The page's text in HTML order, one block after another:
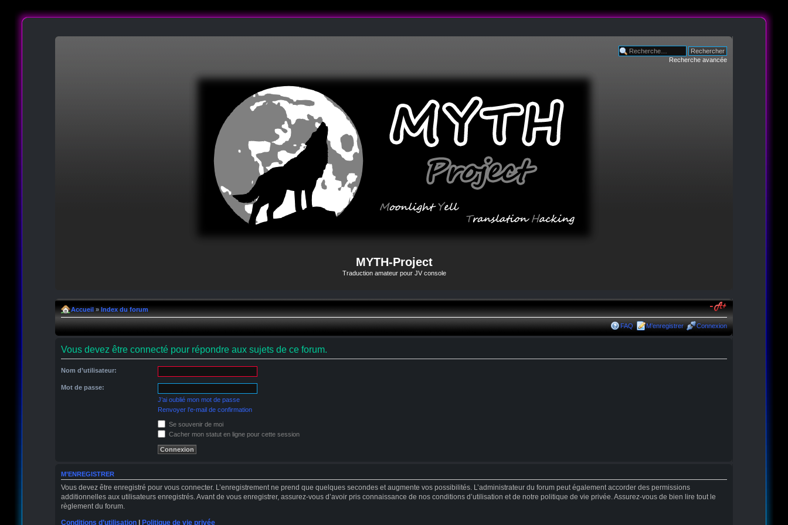
Recherche avancée
MYTH-Project
Traduction amateur pour JV console
Accueil» Index du forum
FAQ M’enregistrer Connexion
Vous devez être connecté pour répondre aux sujets de ce forum.
Nom d’utilisateur:
Mot de passe:
J’ai oublié mon mot de passe
Renvoyer l’e-mail de confirmation
Se souvenir de moi
Cacher mon statut en ligne pour cette session
M’ENREGISTRER
Vous devez être enregistré pour vous connecter. L’enregistrement ne prend que quelques secondes et augmente vos possibilités. L’administrateur du forum peut également accorder des permissions
additionnelles aux utilisateurs enregistrés. Avant de vous enregistrer, assurez-vous d’avoir pris connaissance de nos conditions d’utilisation et de notre politique de vie privée. Assurez-vous de bien lire tout le
règlement du forum.
Conditions d’utilisation| Politique de vie privée